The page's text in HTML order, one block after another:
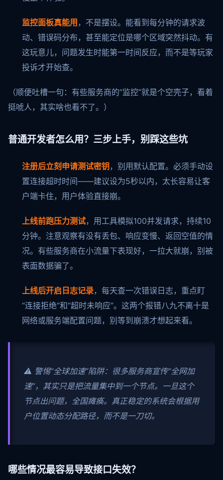
监控面板真能用 ，不是摆设。能看到每分钟的请求波
动、错误码分布，甚至能定位是哪个区域突然抖动。有
这玩意儿，问题发生时能第一时间反应，而不是等玩家
投诉才开始查。
（顺便吐槽一句：有些服务商的“监控”就是个空壳子，看着
挺唬人，其实啥也看不了。）
普通开发者怎么用？三步上手，别踩这些坑
注册后立刻申请测试密钥 ，别用默认配置。必须手动设
置连接超时时间——建议设为5秒以内，太长容易让客
户端卡住，用户体验直接崩。
上线前跑压力测试，用工具模拟100并发请求，持续10
分钟。注意观察有没有丢包、响应变慢、返回空值的情
况。有些服务商在小流量下表现好，一拉大就崩，别被
表面数据骗了。
上线后开启日志记录，每天查一次错误日志，重点盯
“连接拒绝”和“超时未响应”。这两个报错八九不离十是
网络或服务端配置问题，别等到崩溃才想起来看。
⚠️ 警惕“全球加速”陷阱：很多服务商宣传“全网加
速”，其实只是把流量集中到一个节点。一旦这个
节点出问题，全国瘫痪。真正稳定的系统会根据用
户位置动态分配路径，而不是一刀切。
哪些情况最容易导致接口失效？